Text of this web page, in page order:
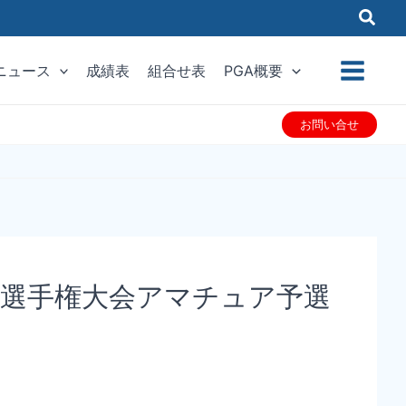
ュース 成績表 組合せ表 PGA概要
お問い合せ
手権大会アマチュア予選